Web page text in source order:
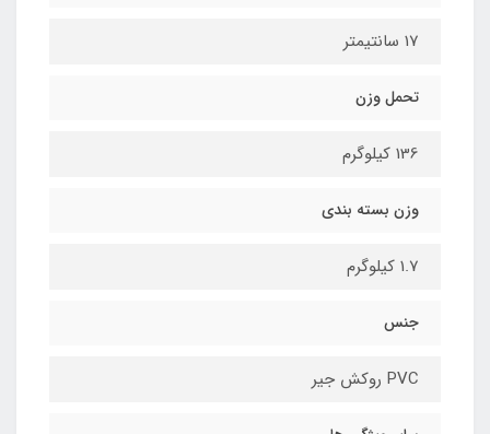
17 سانتیمتر
تحمل وزن
136 کیلوگرم
وزن بسته بندی
1.7 کیلوگرم
جنس
PVC روکش جیر